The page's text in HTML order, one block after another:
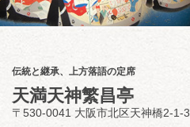
夜
小痴楽・三語の
開演：午後6時（5
前売3,500円 当日
お問合せ：FANY
100(10:00～19:00
伝統と継承、上方落語の定席
天満天神繁昌亭
〒530-0041 大阪市北区天神橋2-1-